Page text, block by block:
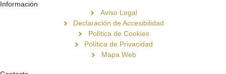
Información
Aviso Legal
Declaración de Accesibilidad
Política de Cookies
Política de Privacidad
Mapa Web